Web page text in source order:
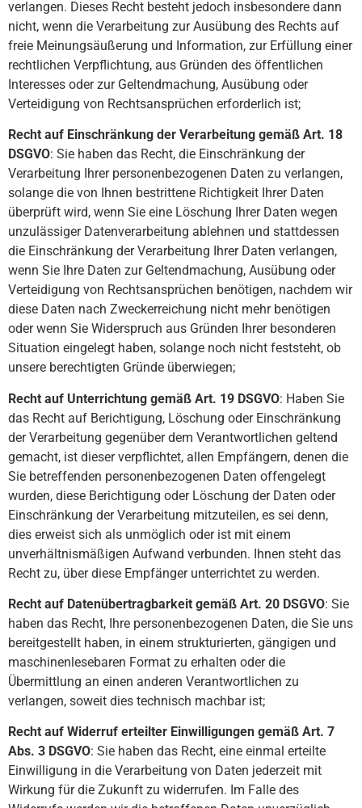
verlangen. Dieses Recht besteht jedoch insbesondere dann
nicht, wenn die Verarbeitung zur Ausübung des Rechts auf
freie Meinungsäußerung und Information, zur Erfüllung einer
rechtlichen Verpflichtung, aus Gründen des öffentlichen
Interesses oder zur Geltendmachung, Ausübung oder
Verteidigung von Rechtsansprüchen erforderlich ist;
Recht auf Einschränkung der Verarbeitung gemäß Art. 18
DSGVO: Sie haben das Recht, die Einschränkung der
Verarbeitung Ihrer personenbezogenen Daten zu verlangen,
solange die von Ihnen bestrittene Richtigkeit Ihrer Daten
überprüft wird, wenn Sie eine Löschung Ihrer Daten wegen
unzulässiger Datenverarbeitung ablehnen und stattdessen
die Einschränkung der Verarbeitung Ihrer Daten verlangen,
wenn Sie Ihre Daten zur Geltendmachung, Ausübung oder
Verteidigung von Rechtsansprüchen benötigen, nachdem wir
diese Daten nach Zweckerreichung nicht mehr benötigen
oder wenn Sie Widerspruch aus Gründen Ihrer besonderen
Situation eingelegt haben, solange noch nicht feststeht, ob
unsere berechtigten Gründe überwiegen;
Recht auf Unterrichtung gemäß Art. 19 DSGVO: Haben Sie
das Recht auf Berichtigung, Löschung oder Einschränkung
der Verarbeitung gegenüber dem Verantwortlichen geltend
gemacht, ist dieser verpflichtet, allen Empfängern, denen die
Sie betreffenden personenbezogenen Daten offengelegt
wurden, diese Berichtigung oder Löschung der Daten oder
Einschränkung der Verarbeitung mitzuteilen, es sei denn,
dies erweist sich als unmöglich oder ist mit einem
unverhältnismäßigen Aufwand verbunden. Ihnen steht das
Recht zu, über diese Empfänger unterrichtet zu werden.
Recht auf Datenübertragbarkeit gemäß Art. 20 DSGVO: Sie
haben das Recht, Ihre personenbezogenen Daten, die Sie uns
bereitgestellt haben, in einem strukturierten, gängigen und
maschinenlesebaren Format zu erhalten oder die
Übermittlung an einen anderen Verantwortlichen zu
verlangen, soweit dies technisch machbar ist;
Recht auf Widerruf erteilter Einwilligungen gemäß Art. 7
Abs. 3 DSGVO: Sie haben das Recht, eine einmal erteilte
Einwilligung in die Verarbeitung von Daten jederzeit mit
Wirkung für die Zukunft zu widerrufen. Im Falle des